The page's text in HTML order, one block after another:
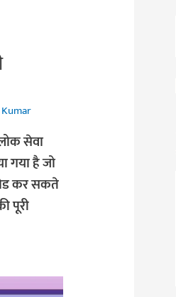
सेवा
गया है जो
कर सकते
पूरी